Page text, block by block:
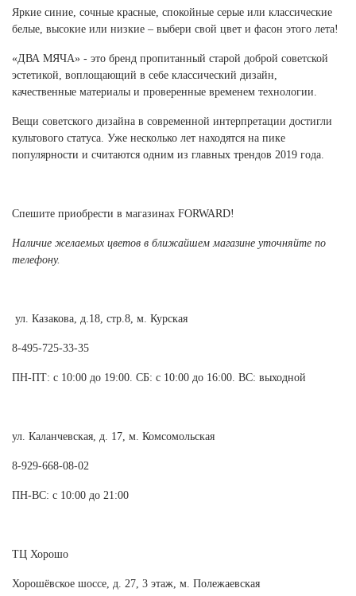
Челябинская область (2)
Ямало-Ненецкий автономный округ (1)
Ярославская область (1)
Яркие синие, сочные красные, спокойные серые или классические
белые, высокие или низкие – выбери свой цвет и фасон этого лета!
«ДВА МЯЧА» - это бренд пропитанный старой доброй советской
эстетикой, воплощающий в себе классический дизайн,
качественные материалы и проверенные временем технологии.
Вещи советского дизайна в современной интерпретации достигли
культового статуса. Уже несколько лет находятся на пике
популярности и считаются одним из главных трендов 2019 года.
Спешите приобрести в магазинах FORWARD!
Наличие желаемых цветов в ближайшем магазине уточняйте по
телефону.
ул. Казакова, д.18, стр.8, м. Курская
8-495-725-33-35
ПН-ПТ: с 10:00 до 19:00. СБ: с 10:00 до 16:00. ВС: выходной
ул. Каланчевская, д. 17, м. Комсомольская
8-929-668-08-02
ПН-ВС: с 10:00 до 21:00
ТЦ Хорошо
Хорошёвское шоссе, д. 27, 3 этаж, м. Полежаевская